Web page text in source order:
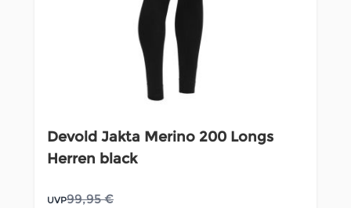
Devold Jakta Merino 200 Longs
Herren black
UVP99,95 €